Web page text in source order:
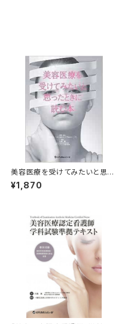
美容医療を受けてみたいと思っ
たときに読む本
¥1,870